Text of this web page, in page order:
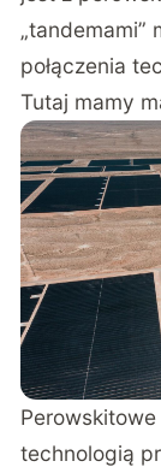
„tandemami”
połączenia
Tutaj mamy
technologią